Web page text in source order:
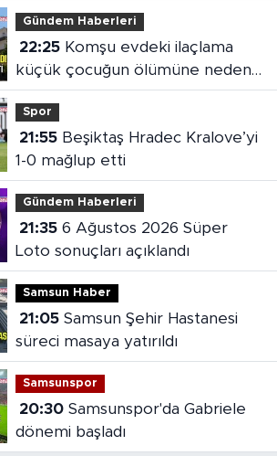
Gündem Haberleri
22:25Komşu evdeki ilaçlama
küçük çocuğun ölümüne neden
oldu
Spor
21:55Beşiktaş Hradec Kralove’yi
1-0 mağlup etti
Gündem Haberleri
21:356 Ağustos 2026 Süper
Loto sonuçları açıklandı
Samsun Haber
21:05Samsun Şehir Hastanesi
süreci masaya yatırıldı
Samsunspor
20:30Samsunspor'da Gabriele
dönemi başladı